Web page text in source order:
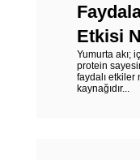
Etkisi
Yumurta akı;
protein
faydalı etkiler
kaynağıdır...